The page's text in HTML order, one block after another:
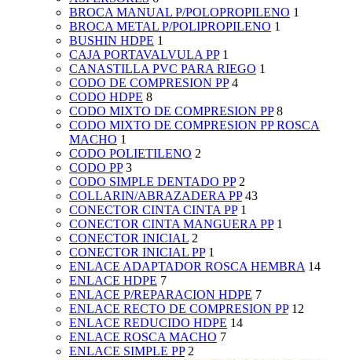
BROCA MANUAL P/POLOPROPILENO 1
BROCA METAL P/POLIPROPILENO 1
BUSHIN HDPE 1
CAJA PORTAVALVULA PP 1
CANASTILLA PVC PARA RIEGO 1
CODO DE COMPRESION PP 4
CODO HDPE 8
CODO MIXTO DE COMPRESION PP 8
CODO MIXTO DE COMPRESION PP ROSCA
MACHO 1
CODO POLIETILENO 2
CODO PP 3
CODO SIMPLE DENTADO PP 2
COLLARIN/ABRAZADERA PP 43
CONECTOR CINTA CINTA PP 1
CONECTOR CINTA MANGUERA PP 1
CONECTOR INICIAL 2
CONECTOR INICIAL PP 1
ENLACE ADAPTADOR ROSCA HEMBRA 14
ENLACE HDPE 7
ENLACE P/REPARACION HDPE 7
ENLACE RECTO DE COMPRESION PP 12
ENLACE REDUCIDO HDPE 14
ENLACE ROSCA MACHO 7
ENLACE SIMPLE PP 2